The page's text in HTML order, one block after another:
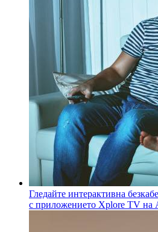
Гледайте интерактивна
с приложението Xplore TV на